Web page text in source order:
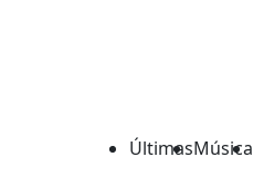
ÚltimasMúsica